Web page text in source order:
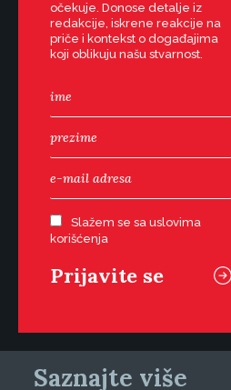
očekuje. Donose detalje iz
redakcije, iskrene reakcije na
priče i kontekst o događajima
koji oblikuju našu stvarnost.
Slažem se sa uslovima
korišćenja
Saznajte više